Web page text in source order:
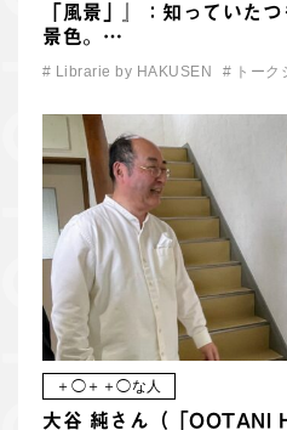
「風景」』：知っていた
景色。…
# Librarie by HAKUSEN # トーク
＋◯＋＋◯な人
大谷 純さん（「OOTANI